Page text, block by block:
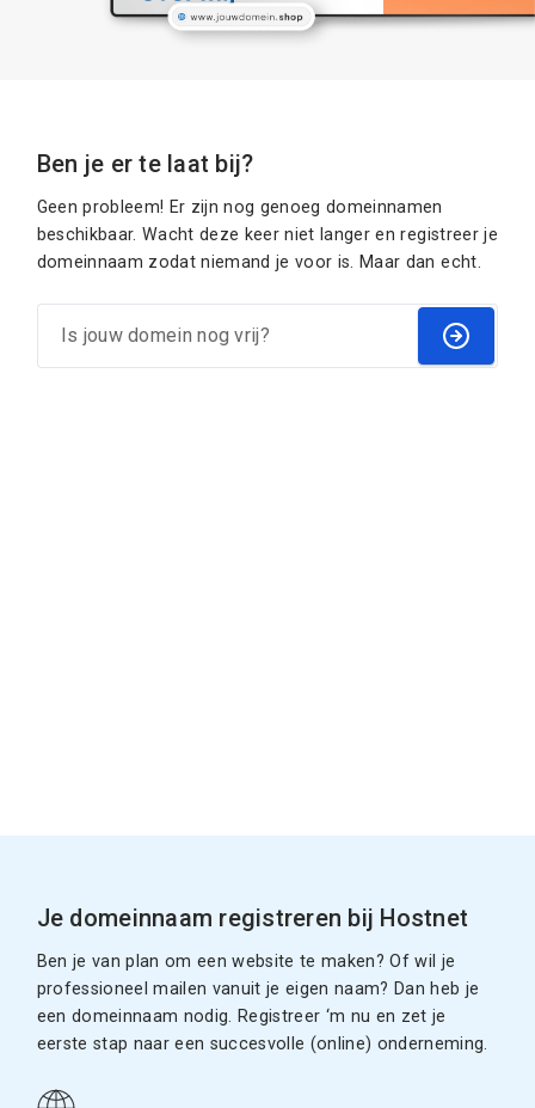
Ben je er te laat bij?
Geen probleem! Er zijn nog genoeg domeinnamen
beschikbaar. Wacht deze keer niet langer en registreer je
domeinnaam zodat niemand je voor is. Maar dan echt.
Je domeinnaam registreren bij Hostnet
Ben je van plan om een website te maken? Of wil je
professioneel mailen vanuit je eigen naam? Dan heb je
een domeinnaam nodig. Registreer ‘m nu en zet je
eerste stap naar een succesvolle (online) onderneming.